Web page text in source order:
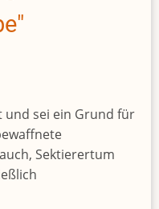
und sei ein Grund für
Sektierertum